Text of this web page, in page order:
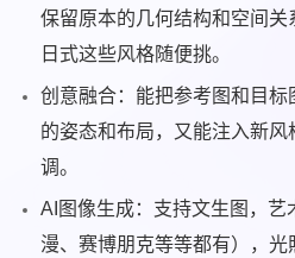
保留原本的几何结构和空间关
日式这些风格随便挑。
创意融合：能把参考图和目标
的姿态和布局，又能注入新
调。
AI图像生成：支持文生图，
漫、赛博朋克等等都有），